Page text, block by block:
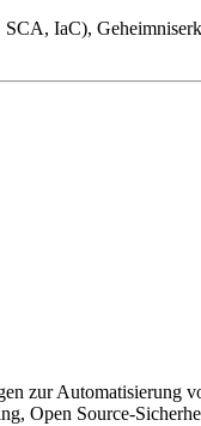
IaC),
zur Automatisierung
Open Source-